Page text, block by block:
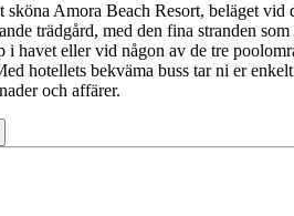
Amora Beach Resort, beläget vid
trädgård, med den fina stranden
i havet eller vid någon av de tre
hotellets bekväma buss tar ni er
och affärer.